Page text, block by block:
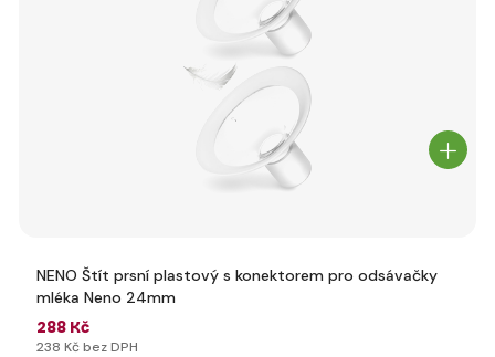
NENO Štít prsní plastový s konektorem pro odsávačky
mléka Neno 24mm
288 Kč
238 Kč bez DPH